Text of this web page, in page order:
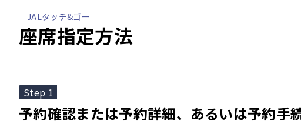
JALタッチ&ゴー
座席指定方法
Step 1
予約確認または予約詳細、あるいは予約手